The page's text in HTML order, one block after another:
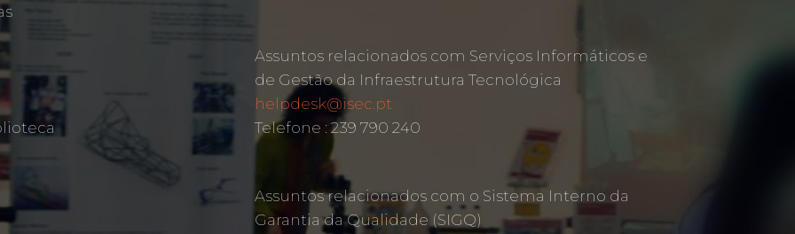
Assuntos relacionados com Serviços Informáticos e
de Gestão da Infraestrutura Tecnológica
helpdesk@isec.pt
Telefone : 239 790 240
Assuntos relacionados com o Sistema Interno da
Garantia da Qualidade (SIGQ)